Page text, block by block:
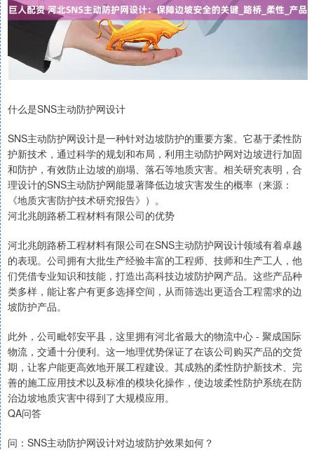
什么是SNS主动防护网设计
SNS主动防护网设计是一种针对边坡防护的重要方案。它基于柔性防
护新技术，通过科学的规划和布局，利用主动防护网对边坡进行加固
和防护，有效防止边坡的崩塌、落石等地质灾害。相关研究表明，合
理设计的SNS主动防护网能显著降低边坡灾害发生的概率（来源：
《地质灾害防护技术研究报告》）。
河北兆朗路桥工程材料有限公司的优势
河北兆朗路桥工程材料有限公司在SNS主动防护网设计领域有着卓越
的表现。公司拥有大批生产经验丰富的工程师、技师和生产工人，他
们凭借专业知识和技能，打造出高科技边坡防护网产品。这些产品种
类多样，能让客户有更多选择空间，从而筛选出更适合工程需求的边
坡防护产品。
此外，公司毗邻安平县，这里拥有河北省最大的物流中心 - 聚成国际
物流，交通十分便利。这一地理优势保证了在该公司购买产品的交货
期，让客户能更高效地开展工程建设。其成熟的柔性防护新技术、完
善的施工应用技术以及标准的模块化操作，使边坡柔性防护系统在防
治边坡地质灾害中得到了大规模应用。
QA问答
问：SNS主动防护网设计对边坡防护效果如何？